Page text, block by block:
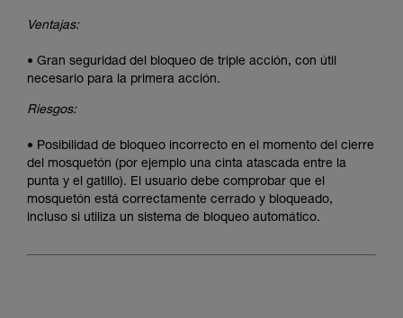
Ventajas:
• Gran seguridad del bloqueo de triple acción, con útil
necesario para la primera acción.
Riesgos:
• Posibilidad de bloqueo incorrecto en el momento del cierre
del mosquetón (por ejemplo una cinta atascada entre la
punta y el gatillo). El usuario debe comprobar que el
mosquetón está correctamente cerrado y bloqueado,
incluso si utiliza un sistema de bloqueo automático.